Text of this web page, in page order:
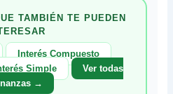
TAMBIÉN TE PUEDEN
Interés Compuesto
Simple
Ver todas
→